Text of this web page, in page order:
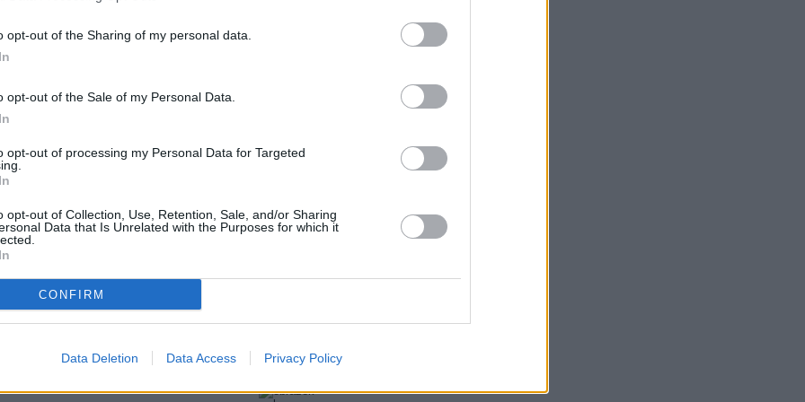
opt-out of the Sharing of my personal data.
opt-out of the Sale of my Personal Data.
opt-out of processing my Personal Data for Targeted
opt-out of Collection, Use, Retention, Sale, and/or Sharing
Data that Is Unrelated with the Purposes for which it
CONFIRM
Data Deletion Data Access Privacy Policy
německý videoklipový
1
DPC.tv (trp.č.87), se na kmitočtu 12,148
4, SID 60, video PID 1279 objevil v
se na satelitu Astra 1 objeví ještě
do konce ledna 2004 na
družiciHot Bird 3(13°E).
program
Rapture TV a TV Warehouse,
Broadband World TV. Stanice se stala
Premiere
v německé
22:00 Cestou necestou
22:35 Spojka (5/6)
21:25 Milota
22:40 Ktosi je za dverami
20:30 Kukučka (25)
21:30 Kukučka (26)
22:30 Rodinné prípady
20:20 Svatba upírů
22:25 Dr. Dokonalý (15)
23:30 Medicopter 117 (76)